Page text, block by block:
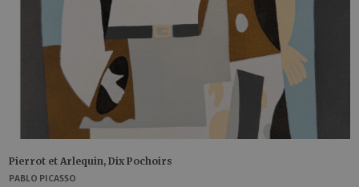
Pierrot et Arlequin, Dix Pochoirs
PABLO PICASSO